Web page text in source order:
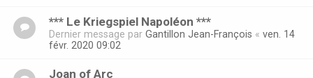
*** Le Kriegspiel Napoléon ***
Dernier message par Gantillon Jean-François « ven. 14
févr. 2020 09:02
Joan of Arc